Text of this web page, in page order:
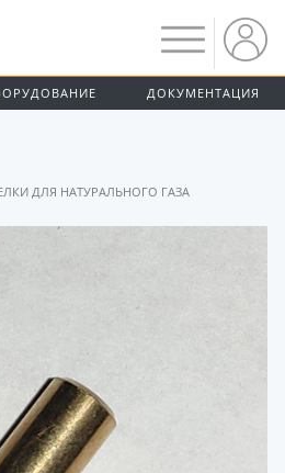
ДОКУМЕНТАЦИЯ
ДЛЯ НАТУРАЛЬНОГО ГАЗА